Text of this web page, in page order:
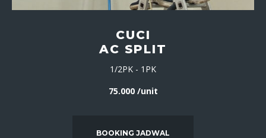
CUCI
AC SPLIT
1/2PK - 1PK
75.000 /unit
BOOKING JADWAL